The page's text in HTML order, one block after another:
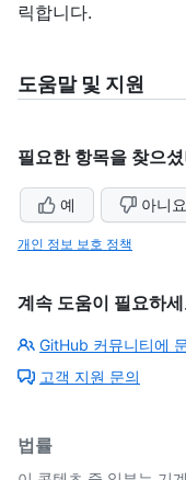
릭합니다.
도움말 및 지원
필요한 항목을 찾으
예 아니요
개인 정보 보호 정책
계속 도움이 필요하
GitHub 커뮤니티에
고객 지원 문의
법률